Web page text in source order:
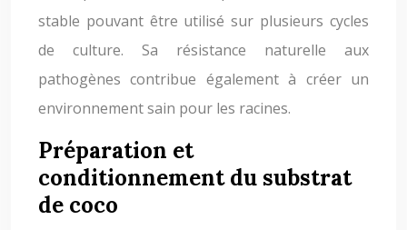
stable pouvant être utilisé sur plusieurs cycles
de culture. Sa résistance naturelle aux
pathogènes contribue également à créer un
environnement sain pour les racines.
Préparation et
conditionnement du substrat
de coco